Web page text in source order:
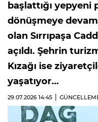
başlattığı
dönüşmeye
olan Sırrıpaşa
açıldı. Şehrin
Kızağı ise
yaşatıyor…
29.07.2026 14:45